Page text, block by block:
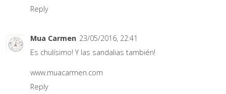
Reply
Mua Carmen 23/05/2016, 22:41
Es chulísimo! Y las sandalias también!
www.muacarmen.com
Reply